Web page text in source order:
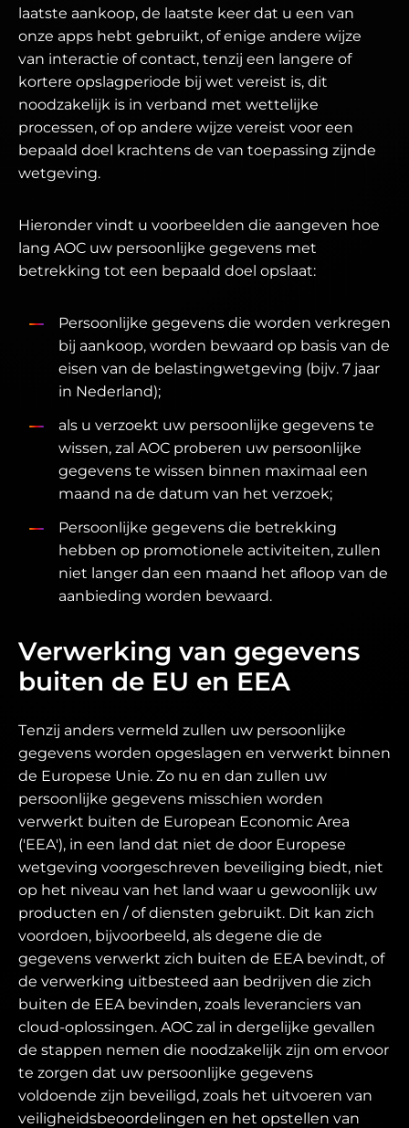
laatste aankoop, de laatste keer dat u een van
onze apps hebt gebruikt, of enige andere wijze
van interactie of contact, tenzij een langere of
kortere opslagperiode bij wet vereist is, dit
noodzakelijk is in verband met wettelijke
processen, of op andere wijze vereist voor een
bepaald doel krachtens de van toepassing zijnde
wetgeving.
Hieronder vindt u voorbeelden die aangeven hoe
lang AOC uw persoonlijke gegevens met
betrekking tot een bepaald doel opslaat:
Persoonlijke gegevens die worden verkregen
bij aankoop, worden bewaard op basis van de
eisen van de belastingwetgeving (bijv. 7 jaar
in Nederland);
als u verzoekt uw persoonlijke gegevens te
wissen, zal AOC proberen uw persoonlijke
gegevens te wissen binnen maximaal een
maand na de datum van het verzoek;
Persoonlijke gegevens die betrekking
hebben op promotionele activiteiten, zullen
niet langer dan een maand het afloop van de
aanbieding worden bewaard.
Verwerking van gegevens
buiten de EU en EEA
Tenzij anders vermeld zullen uw persoonlijke
gegevens worden opgeslagen en verwerkt binnen
de Europese Unie. Zo nu en dan zullen uw
persoonlijke gegevens misschien worden
verwerkt buiten de European Economic Area
('EEA'), in een land dat niet de door Europese
wetgeving voorgeschreven beveiliging biedt, niet
op het niveau van het land waar u gewoonlijk uw
producten en / of diensten gebruikt. Dit kan zich
voordoen, bijvoorbeeld, als degene die de
gegevens verwerkt zich buiten de EEA bevindt, of
de verwerking uitbesteed aan bedrijven die zich
buiten de EEA bevinden, zoals leveranciers van
cloud-oplossingen. AOC zal in dergelijke gevallen
de stappen nemen die noodzakelijk zijn om ervoor
te zorgen dat uw persoonlijke gegevens
voldoende zijn beveiligd, zoals het uitvoeren van
veiligheidsbeoordelingen en het opstellen van